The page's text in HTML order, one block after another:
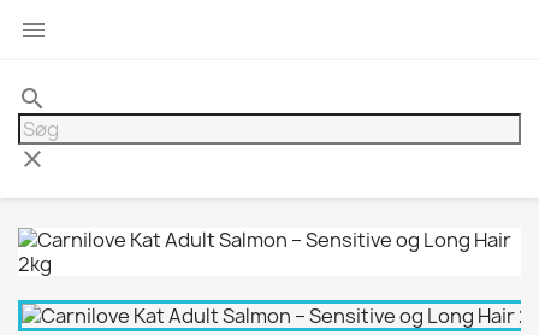

search
clear